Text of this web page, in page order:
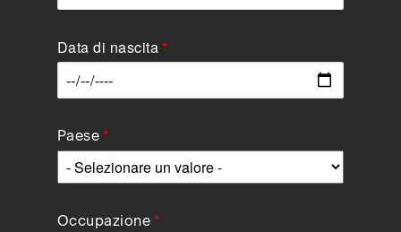
Data di nascita
Paese
Occupazione